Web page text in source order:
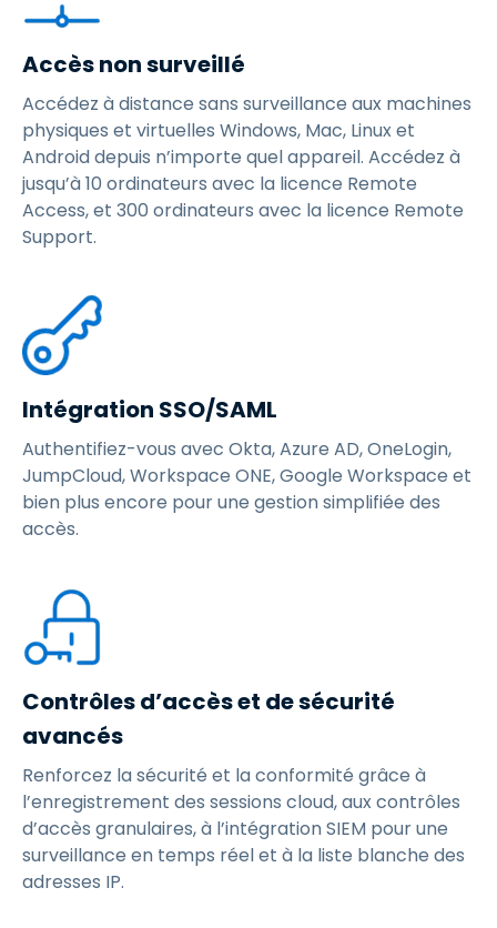
Accès non surveillé
Accédez à distance sans surveillance aux machines
physiques et virtuelles Windows, Mac, Linux et
Android depuis n’importe quel appareil. Accédez à
jusqu’à 10 ordinateurs avec la licence Remote
Access, et 300 ordinateurs avec la licence Remote
Support.
Intégration SSO/SAML
Authentifiez-vous avec Okta, Azure AD, OneLogin,
JumpCloud, Workspace ONE, Google Workspace et
bien plus encore pour une gestion simplifiée des
accès.
Contrôles d’accès et de sécurité
avancés
Renforcez la sécurité et la conformité grâce à
l’enregistrement des sessions cloud, aux contrôles
d’accès granulaires, à l’intégration SIEM pour une
surveillance en temps réel et à la liste blanche des
adresses IP.